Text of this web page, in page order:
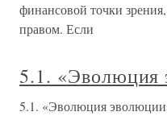
финансовой точки
правом. Если
5.1. «Эволюция
5.1. «Эволюция